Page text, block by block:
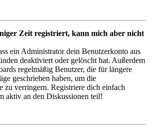
Zeit registriert, kann mich aber nicht
ein Administrator dein Benutzerkonto aus
deaktiviert oder gelöscht hat. Außerdem
regelmäßig Benutzer, die für längere
geschrieben haben, um die
zu verringern. Registriere dich einfach
aktiv an den Diskussionen teil!